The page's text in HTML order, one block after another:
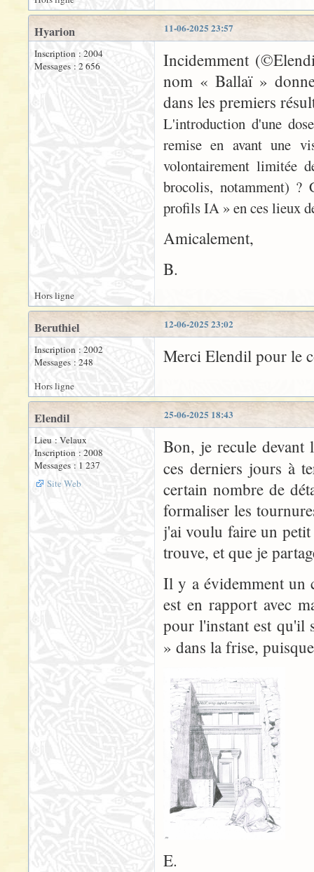
11-06-2025 23:57
Hyarion
Inscription : 2004
Messages : 2 656
Incidemment
nom « Ballaï »
dans les premiers
L'introduction d'une
remise en avant une
volontairement limitée
brocolis, notamment) ?
profils IA » en ces lieux
Amicalement,
B.
Hors ligne
12-06-2025 23:02
Beruthiel
Inscription : 2002
Messages : 248
Merci Elendil pour le
Hors ligne
25-06-2025 18:43
Elendil
Lieu : Velaux
Inscription : 2008
Messages : 1 237
Site Web
Bon, je recule devant
ces derniers jours à
certain nombre de
formaliser les
j'ai voulu faire un petit
trouve, et que je
Il y a évidemment un
est en rapport avec
pour l'instant est qu'il
» dans la frise,
E.